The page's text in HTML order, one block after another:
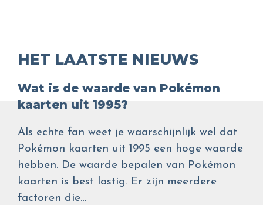
HET LAATSTE NIEUWS
Wat is de waarde van Pokémon
kaarten uit 1995?
Als echte fan weet je waarschijnlijk wel dat
Pokémon kaarten uit 1995 een hoge waarde
hebben. De waarde bepalen van Pokémon
kaarten is best lastig. Er zijn meerdere
factoren die…